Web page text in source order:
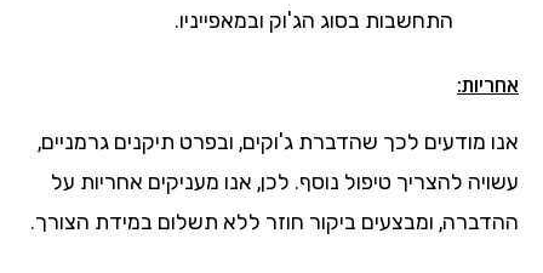
התחשבות בסוג הג'וק ובמאפייניו.
אחריות:
אנו מודעים לכך שהדברת ג'וקים, ובפרט תיקנים גרמניים,
עשויה להצריך טיפול נוסף. לכן, אנו מעניקים אחריות על
ההדברה, ומבצעים ביקור חוזר ללא תשלום במידת הצורך.